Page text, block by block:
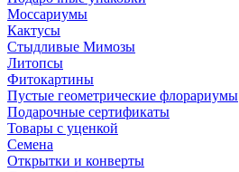
Моссариумы
Кактусы
Стыдливые Мимозы
Литопсы
Фитокартины
Пустые геометрические флорариумы
Подарочные сертификаты
Товары с уценкой
Семена
Открытки и конверты